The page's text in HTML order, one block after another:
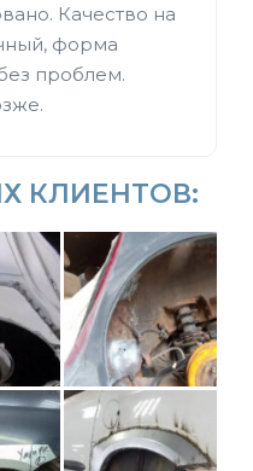
Качество на
форма
проблем.
КЛИЕНТОВ: